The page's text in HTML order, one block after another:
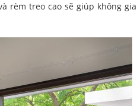
rèm treo cao sẽ giúp không